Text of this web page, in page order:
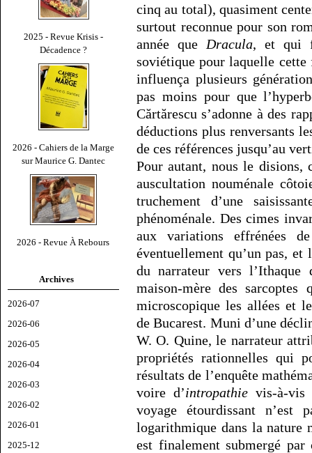
2025 - Revue Krisis -
Décadence ?
2026 - Cahiers de la Marge
sur Maurice G. Dantec
2026 - Revue À Rebours
Archives
2026-07
2026-06
2026-05
2026-04
2026-03
2026-02
2026-01
2025-12
cinq au total), quasiment
surtout reconnue pour son
année que Dracula, et qui
soviétique pour laquelle
influença plusieurs
pas moins pour que
Cărtărescu s’adonne à des
déductions plus renversants
de ces références jusqu’au
Pour autant, nous le disions,
auscultation nouménale
truchement d’une
phénoménale. Des cimes
aux variations effrénées
éventuellement qu’un pas, et
du narrateur vers l’Ithaque
maison-mère des
microscopique les allées et
de Bucarest. Muni d’une
W. O. Quine, le narrateur
propriétés rationnelles qui
résultats de l’enquête
voire d’intropathievis-à-vis
voyage étourdissant
logarithmique dans la nature
est finalement submergé